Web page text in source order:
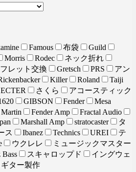
Famous 布袋
Guild
Morris Rodec
ネック折れ
フレット交換 Gretsch PRS
アン
Killer Roland
Taiji
さくら
アコースティック
GIBSON Fender
Mesa
Martin Fender Amp
Fractal Audio
Marshall Amp stratocaster
タ
ス Ibanez Technics UREI
テ
ウクレレ
ミュージックマスター
Bass スキャロップド
イングウェ
ギター製作